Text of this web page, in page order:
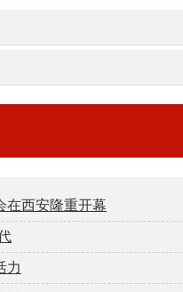
在西安隆重开幕
力